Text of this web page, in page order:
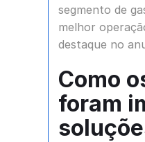
segmento de
melhor
destaque no
Como
foram